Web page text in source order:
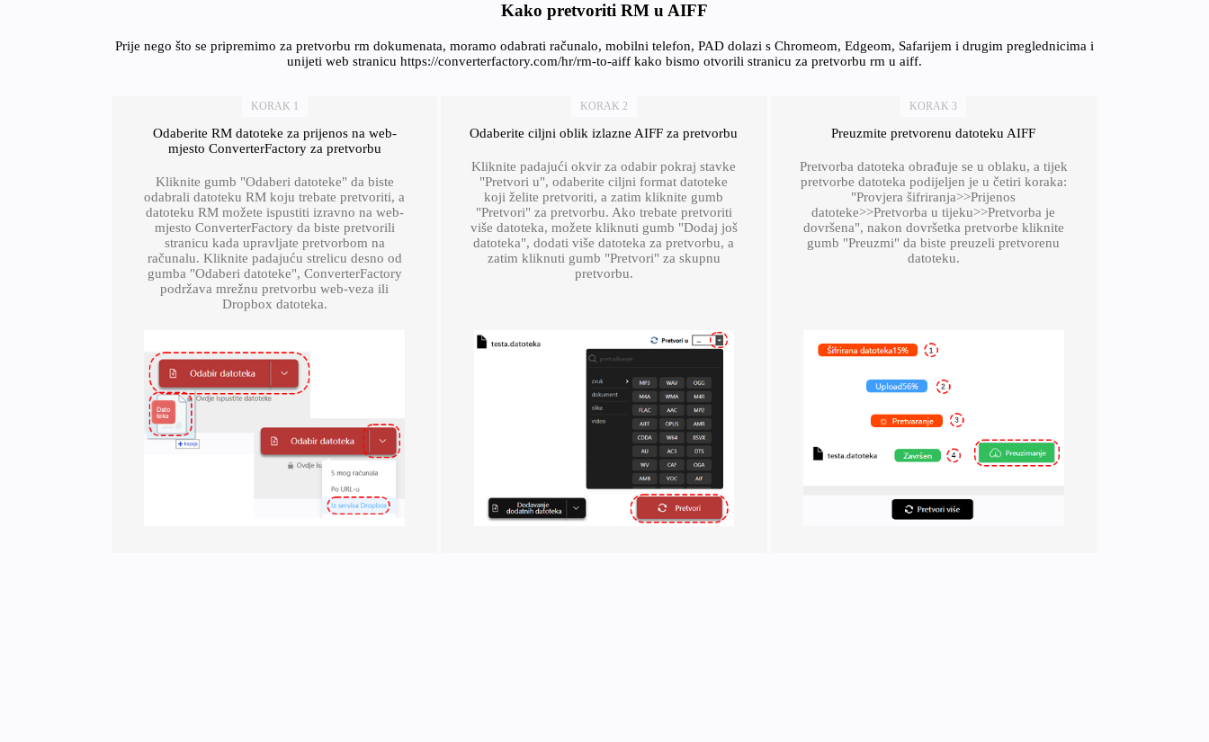
Kako pretvoriti RM u AIFF
Prije nego što se pripremimo za pretvorbu rm dokumenata, moramo odabrati računalo, mobilni telefon, PAD dolazi s Chromeom, Edgeom, Safarijem i drugim preglednicima i
unijeti web stranicu https://converterfactory.com/hr/rm-to-aiff kako bismo otvorili stranicu za pretvorbu rm u aiff.
KORAK 1
Odaberite RM datoteke za prijenos na web-
mjesto ConverterFactory za pretvorbu
Kliknite gumb "Odaberi datoteke" da biste
odabrali datoteku RM koju trebate pretvoriti, a
datoteku RM možete ispustiti izravno na web-
mjesto ConverterFactory da biste pretvorili
stranicu kada upravljate pretvorbom na
računalu. Kliknite padajuću strelicu desno od
gumba "Odaberi datoteke", ConverterFactory
podržava mrežnu pretvorbu web-veza ili
Dropbox datoteka.
KORAK 2
Odaberite ciljni oblik izlazne AIFF za pretvorbu
Kliknite padajući okvir za odabir pokraj stavke
"Pretvori u", odaberite ciljni format datoteke
koji želite pretvoriti, a zatim kliknite gumb
"Pretvori" za pretvorbu. Ako trebate pretvoriti
više datoteka, možete kliknuti gumb "Dodaj još
datoteka", dodati više datoteka za pretvorbu, a
zatim kliknuti gumb "Pretvori" za skupnu
pretvorbu.
KORAK 3
Preuzmite pretvorenu datoteku AIFF
Pretvorba datoteka obrađuje se u oblaku, a tijek
pretvorbe datoteka podijeljen je u četiri koraka:
"Provjera šifriranja>>Prijenos
datoteke>>Pretvorba u tijeku>>Pretvorba je
dovršena", nakon dovršetka pretvorbe kliknite
gumb "Preuzmi" da biste preuzeli pretvorenu
datoteku.